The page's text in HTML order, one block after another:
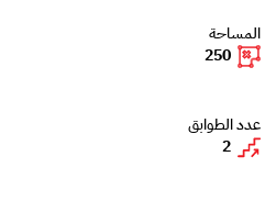
المساحة
250
عدد الطوابق
2